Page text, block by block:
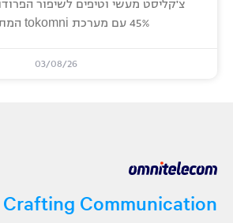
45% עם מערכת tokomni המתקדמת.
03/08/26
Crafting Communication